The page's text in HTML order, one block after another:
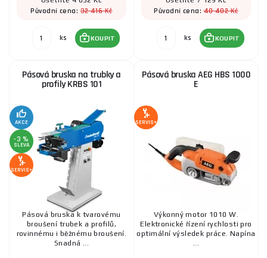
Původní cena:32 416 Kč
ks KOUPIT
Původní cena:40 402 Kč
ks KOUPIT
Pásová bruska na trubky a
profily KRBS 101
AKCE
-3 %
SLEVA
SERVIS+
Pásová bruska k tvarovému
broušení trubek a profilů,
rovinnému i běžnému broušení.
Snadná ...
Pásová bruska AEG HBS 1000
E
SERVIS+
Výkonný motor 1010 W.
Elektronické řízení rychlosti pro
optimální výsledek práce. Napína
...